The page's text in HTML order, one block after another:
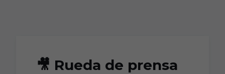
🎥 Rueda de prensa